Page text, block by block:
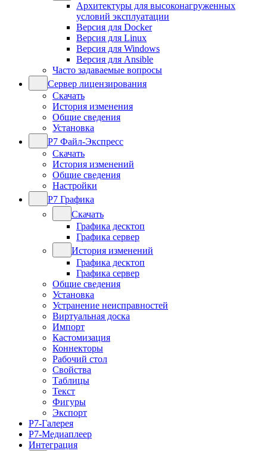
Архитектуры для высоконагруженных
условий эксплуатации
Версия для Docker
Версия для Linux
Версия для Windows
Версия для Ansible
Часто задаваемые вопросы
Сервер лицензирования
Скачать
История изменения
Общие сведения
Установка
Р7 Файл-Экспресс
Скачать
История изменений
Общие сведения
Настройки
Р7 Графика
Скачать
Графика десктоп
Графика сервер
История изменений
Графика десктоп
Графика сервер
Общие сведения
Установка
Устранение неисправностей
Виртуальная доска
Импорт
Кастомизация
Коннекторы
Рабочий стол
Свойства
Таблицы
Текст
Фигуры
Экспорт
Р7-Галерея
Р7-Медиаплеер
Интеграция